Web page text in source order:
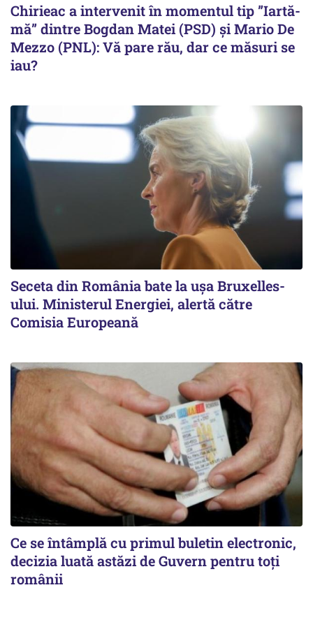
Chirieac a intervenit în momentul tip ”Iartă-
mă” dintre Bogdan Matei (PSD) și Mario De
Mezzo (PNL): Vă pare rău, dar ce măsuri se
iau?
Seceta din România bate la ușa Bruxelles-
ului. Ministerul Energiei, alertă către
Comisia Europeană
Ce se întâmplă cu primul buletin electronic,
decizia luată astăzi de Guvern pentru toți
românii